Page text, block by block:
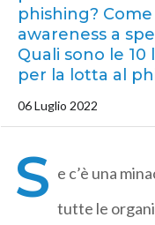
phishing?
awareness a
Quali sono le 10
per la lotta al
06 Luglio 2022
S e c’è una
tutte le